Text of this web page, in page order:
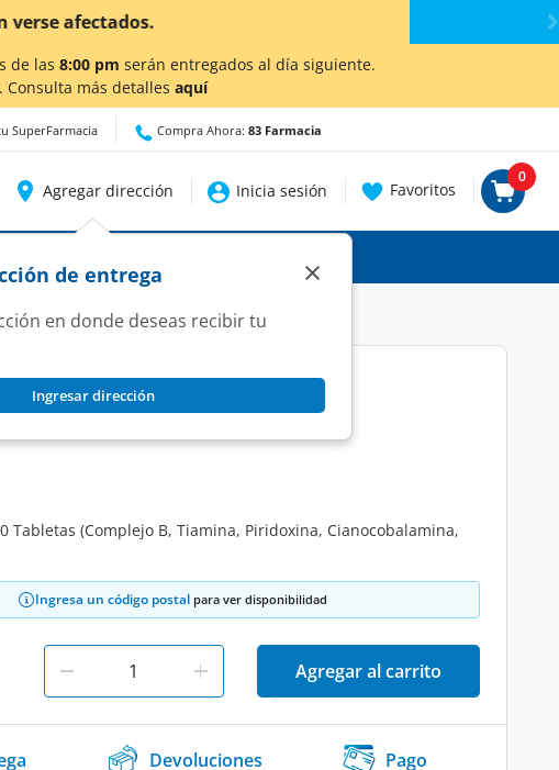
detalles.
de las 8:00 pm serán entregados al día siguiente.
Consulta más detalles aquí
SuperFarmacia Compra Ahora: 83 Farmacia
Agregar dirección
de entrega
en donde deseas recibir tu
Ingresar dirección
×
Inicia sesión Favoritos
0
10 Tabletas.
Tabletas (Complejo B, Tiamina, Piridoxina, Cianocobalamina,
Ingresa un código postal para ver disponibilidad
Agregar al carrito
Devoluciones Pago